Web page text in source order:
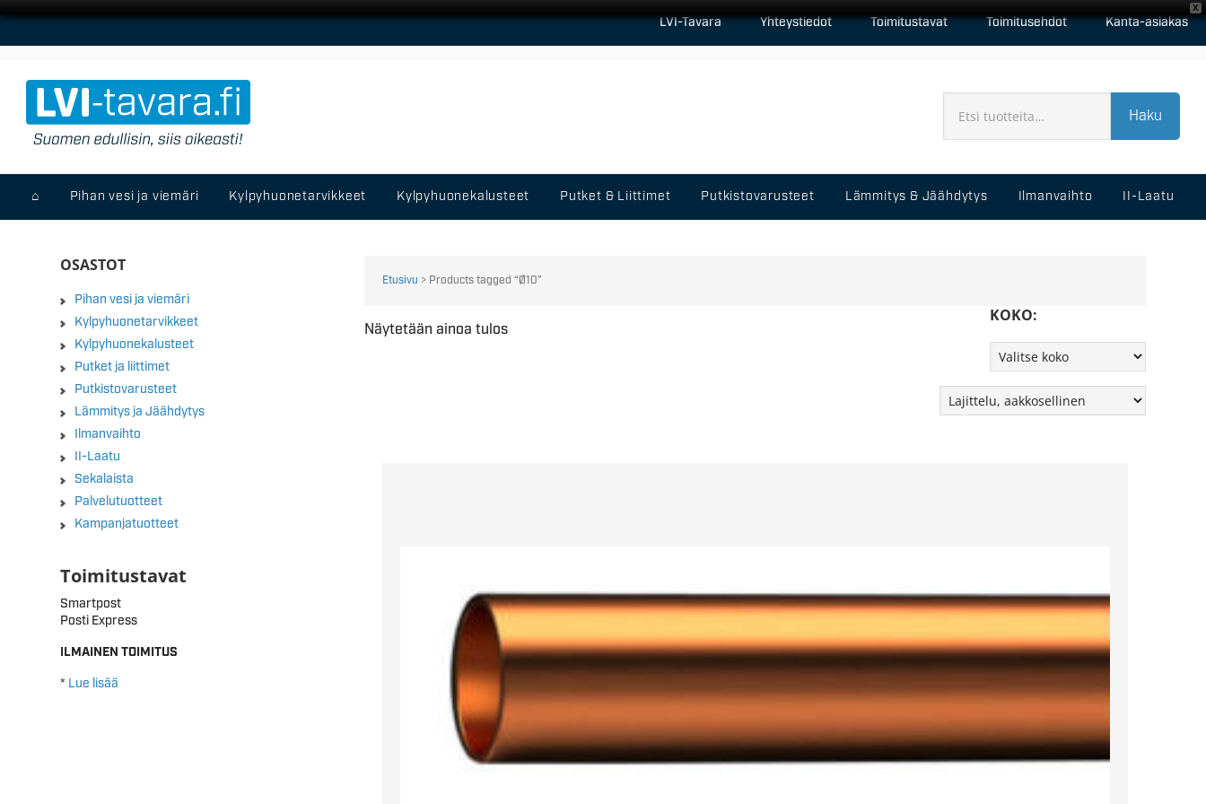
X
LVI-Tavara Yhteystiedot Toimitustavat Toimitusehdot Kanta-asiakas
Haku
⌂ Pihan vesi ja viemäri Kylpyhuonetarvikkeet Kylpyhuonekalusteet Putket & Liittimet Putkistovarusteet Lämmitys & Jäähdytys Ilmanvaihto II-Laatu
Etusivu > Products tagged “Ø10”
KOKO:
Näytetään ainoa tulos
OSASTOT
Pihan vesi ja viemäri
Kylpyhuonetarvikkeet
Kylpyhuonekalusteet
Putket ja liittimet
Putkistovarusteet
Lämmitys ja Jäähdytys
Ilmanvaihto
II-Laatu
Sekalaista
Palvelutuotteet
Kampanjatuotteet
Toimitustavat
Smartpost
Posti Express
ILMAINEN TOIMITUS
* Lue lisää